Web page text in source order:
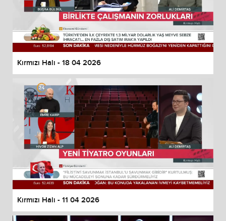
Kırmızı Halı - 18 04 2026
Kırmızı Halı - 11 04 2026